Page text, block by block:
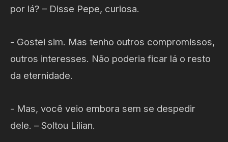
por lá? – Disse Pepe, curiosa.
- Gostei sim. Mas tenho outros compromissos,
outros interesses. Não poderia ficar lá o resto
da eternidade.
- Mas, você veio embora sem se despedir
dele. – Soltou Lilian.